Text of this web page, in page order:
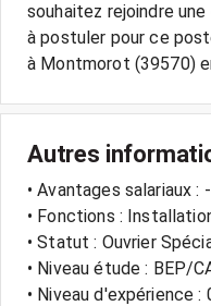
souhaitez rejoindre
à postuler pour ce
Autres
• Avantages salariaux : -
• Fonctions :
• Statut : Ouvrier
• Niveau étude : BEP/
• Niveau d'expérience :